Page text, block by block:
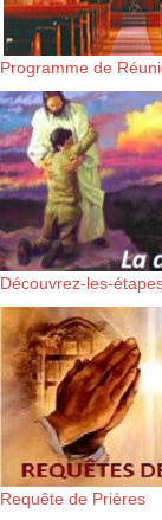
Programme de
Découvrez-les-
Requête de Prières